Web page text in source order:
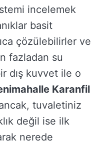
incelemek
basit
çözülebilirler ve
fazladan su
dış kuvvet ile o
Karanfil
tuvaletiniz
değil ise ilk
nerede